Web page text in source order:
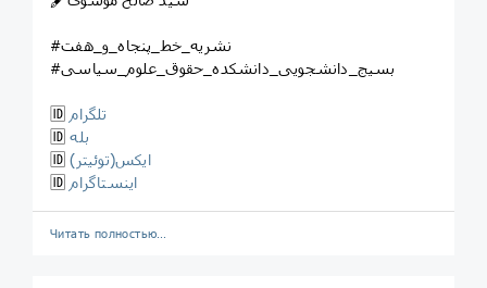
#نشریه_خط_پنجاه_و_هفت
#بسیج_دانشجویی_دانشکده_حقوق_علوم‌_سیاسی
🆔 تلگرام
🆔بله
🆔ایکس(توئیتر)
🆔 اینستاگرام
Читать полностью…